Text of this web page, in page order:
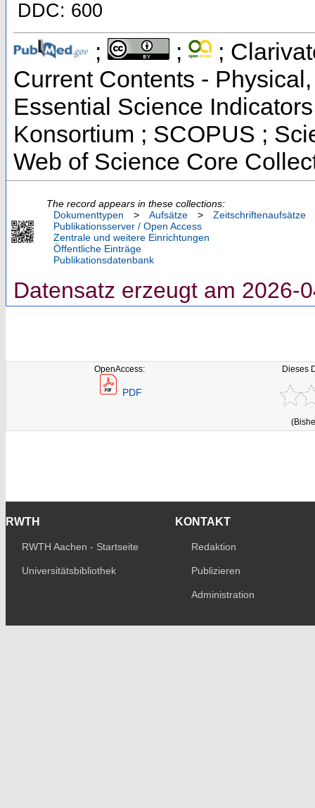
DDC: 600
; ;
;
Current Contents -
Essential Science
Konsortium ; SCOPUS ;
Web of Science Core
The record appears in these collections:
Dokumenttypen
> Aufsätze >
Zeitschriftenaufsätze
Publikationsserver / Open Access
Zentrale und weitere Einrichtungen
Öffentliche Einträge
Publikationsdatenbank
Datensatz erzeugt am 2026-
OpenAccess:
PDF
Dieses
RWTH
RWTH Aachen - Startseite
Universitätsbibliothek
KONTAKT
Redaktion
Publizieren
Administration